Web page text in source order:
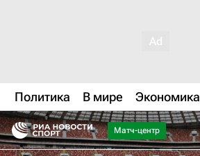
Политика В мире Экономика
Матч-центр